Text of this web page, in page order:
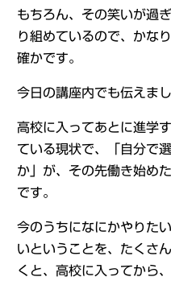
もちろん、その笑いが過
り組めているので、かな
確かです。
今日の講座内でも伝えまし
高校に入ってあとに進学
ている現状で、「自分で
か」が、その先働き始め
です。
今のうちになにかやりた
いということを、たくさ
くと、高校に入ってから